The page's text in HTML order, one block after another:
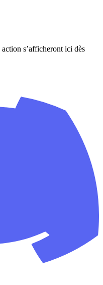
s’afficheront ici dès